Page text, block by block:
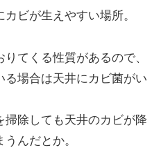
ビが生えやすい場所。
てくる性質があるので、
場合は天井にカビ菌がい
掃除しても天井のカビが降
んだとか。